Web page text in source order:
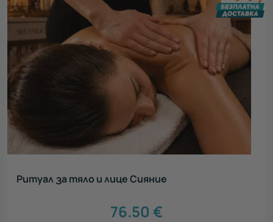
Ритуал за тяло и лице Сияние
76.50 €